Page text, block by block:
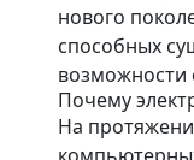
нового
способных
возможности
Почему
На